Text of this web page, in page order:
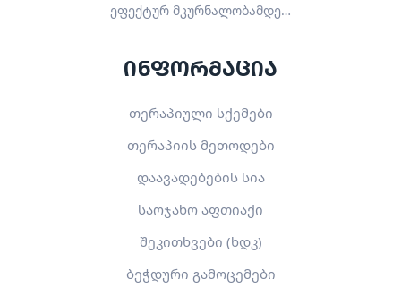
ეფექტურ მკურნალობამდე…
ინფორმაცია
თერაპიული სქემები
თერაპიის მეთოდები
დაავადებების სია
საოჯახო აფთიაქი
შეკითხვები (ხდკ)
ბეჭდური გამოცემები